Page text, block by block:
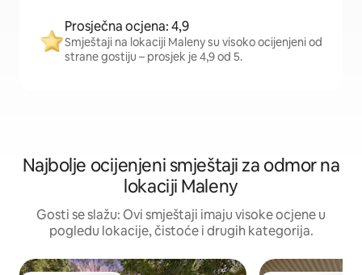
Prosječna ocjena: 4,9
Smještaji na lokaciji Maleny su visoko ocijenjeni od
strane gostiju – prosjek je 4,9 od 5.
Najbolje ocijenjeni smještaji za odmor na
lokaciji Maleny
Gosti se slažu: Ovi smještaji imaju visoke ocjene u
pogledu lokacije, čistoće i drugih kategorija.